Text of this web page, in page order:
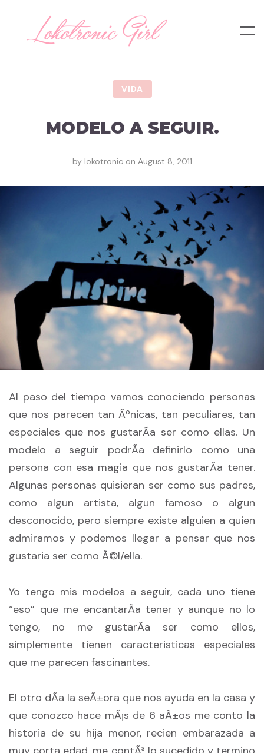
VIDA
MODELO A SEGUIR.
by lokotronic on August 8, 2011
Al paso del tiempo vamos conociendo personas
que nos parecen tan Ãºnicas, tan peculiares, tan
especiales que nos gustarÃ­a ser como ellas. Un
modelo a seguir podrÃ­a definirlo como una
persona con esa magia que nos gustarÃ­a tener.
Algunas personas quisieran ser como sus padres,
como algun artista, algun famoso o algun
desconocido, pero siempre existe alguien a quien
admiramos y podemos llegar a pensar que nos
gustaria ser como Ã©l/ella.
Yo tengo mis modelos a seguir, cada uno tiene
“eso” que me encantarÃ­a tener y aunque no lo
tengo, no me gustarÃ­a ser como ellos,
simplemente tienen caracteristicas especiales
que me parecen fascinantes.
El otro dÃ­a la seÃ±ora que nos ayuda en la casa y
que conozco hace mÃ¡s de 6 aÃ±os me conto la
historia de su hija menor, recien embarazada a